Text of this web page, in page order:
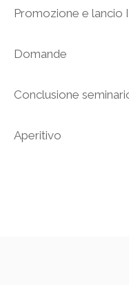
Promozione e lancio
Domande
Conclusione
Aperitivo